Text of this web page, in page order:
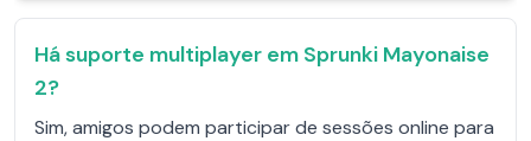
Há suporte multiplayer em Sprunki Mayonaise
2?
Sim, amigos podem participar de sessões online para